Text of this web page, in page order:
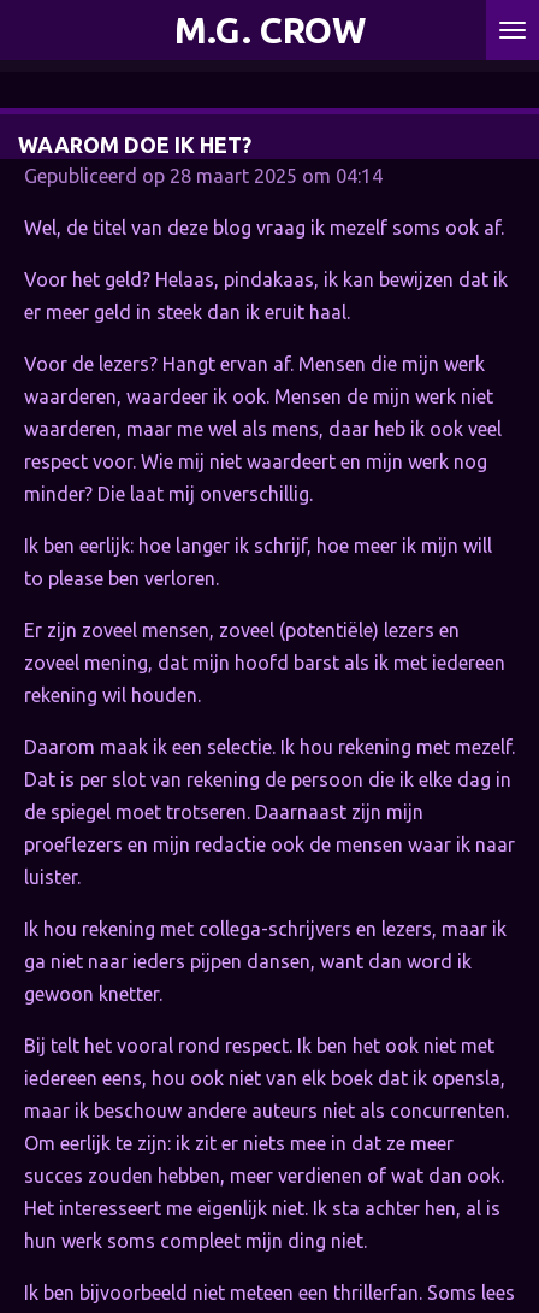
direct
hoofdinhoud
M.G. CROW
WAAROM DOE IK HET?
Gepubliceerd op 28 maart 2025 om 04:14
Wel, de titel van deze blog vraag ik mezelf soms ook af.
Voor het geld? Helaas, pindakaas, ik kan bewijzen dat ik
er meer geld in steek dan ik eruit haal.
Voor de lezers? Hangt ervan af. Mensen die mijn werk
waarderen, waardeer ik ook. Mensen de mijn werk niet
waarderen, maar me wel als mens, daar heb ik ook veel
respect voor. Wie mij niet waardeert en mijn werk nog
minder? Die laat mij onverschillig.
Ik ben eerlijk: hoe langer ik schrijf, hoe meer ik mijn will
to please ben verloren.
Er zijn zoveel mensen, zoveel (potentiële) lezers en
zoveel mening, dat mijn hoofd barst als ik met iedereen
rekening wil houden.
Daarom maak ik een selectie. Ik hou rekening met mezelf.
Dat is per slot van rekening de persoon die ik elke dag in
de spiegel moet trotseren. Daarnaast zijn mijn
proeflezers en mijn redactie ook de mensen waar ik naar
luister.
Ik hou rekening met collega-schrijvers en lezers, maar ik
ga niet naar ieders pijpen dansen, want dan word ik
gewoon knetter.
Bij telt het vooral rond respect. Ik ben het ook niet met
iedereen eens, hou ook niet van elk boek dat ik opensla,
maar ik beschouw andere auteurs niet als concurrenten.
Om eerlijk te zijn: ik zit er niets mee in dat ze meer
succes zouden hebben, meer verdienen of wat dan ook.
Het interesseert me eigenlijk niet. Ik sta achter hen, al is
hun werk soms compleet mijn ding niet.
Ik ben bijvoorbeeld niet meteen een thrillerfan. Soms lees